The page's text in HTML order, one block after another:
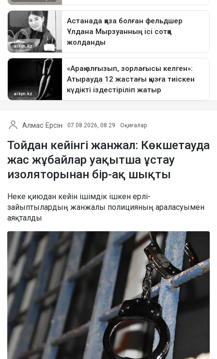
Алмас Ерсін 07.08.2026, 08:29 Оқиғалар
Тойдан кейінгі жанжал: Көкшетауда
жас жұбайлар уақытша ұстау
изоляторынан бір-ақ шықты
Неке қиюдан кейін ішімдік ішкен ерлі-
зайыптылардың жанжалы полицияның араласуымен
аяқталды